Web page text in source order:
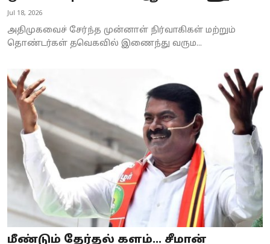
Jul 18, 2026
அதிமுகவைச் சேர்ந்த முன்னாள் நிர்வாகிகள் மற்றும்
தொண்டர்கள் தவெகவில் இணைந்து வரும...
மீண்டும் தேர்தல் களம்... சீமான்